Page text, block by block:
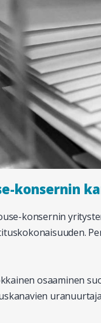
konsernin
konsernin
osaaminen